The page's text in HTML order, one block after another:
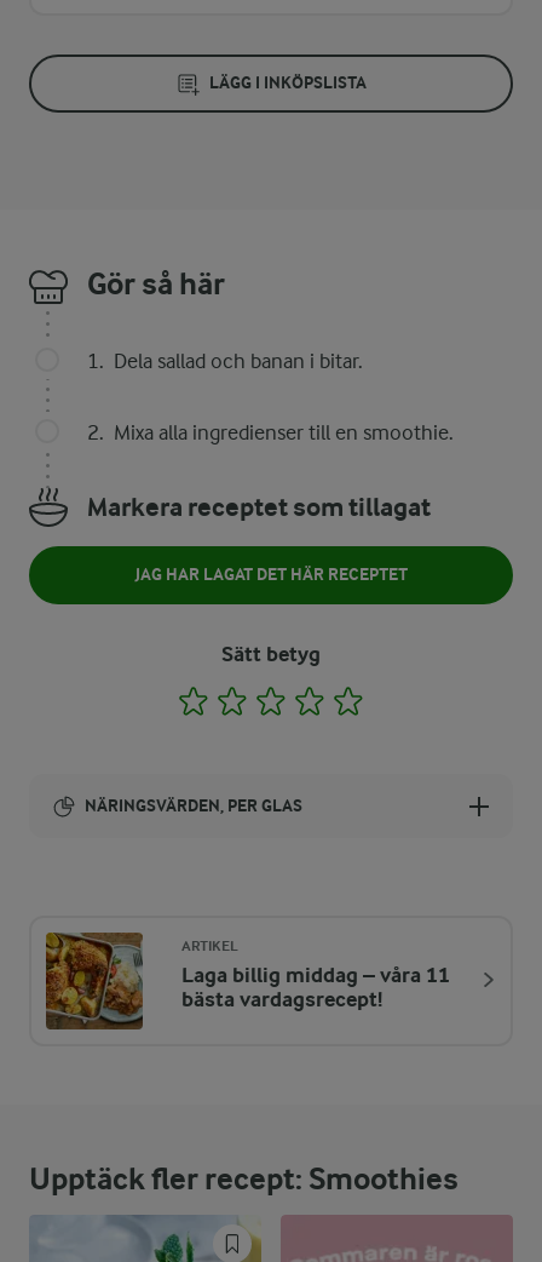
LÄGG I INKÖPSLISTA
Gör så här
Dela sallad och banan i bitar.
Mixa alla ingredienser till en smoothie.
Markera receptet som tillagat
JAG HAR LAGAT DET HÄR RECEPTET
Sätt betyg
1 2 3 4
NÄRINGSVÄRDEN, PER GLAS
ENERGIDISTRIBUTION %
NÄRINGSVÄRDEN PER GLAS
Fett:
17,1 %
3,6 g
Kolhydrater:
ARTIKEL
Laga billig middag – våra 11
bästa vardagsrecept!
Upptäck fler recept: Smoothies